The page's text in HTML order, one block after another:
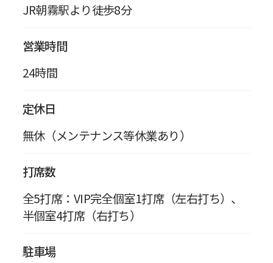
JR朝霧駅より徒歩8分
営業時間
24時間
定休日
無休（メンテナンス等休業あり）
打席数
全5打席：VIP完全個室1打席（左右打ち）、
半個室4打席（右打ち）
駐車場